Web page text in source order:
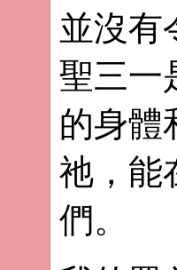
並沒有
聖三一
的身體
祂，能
們。